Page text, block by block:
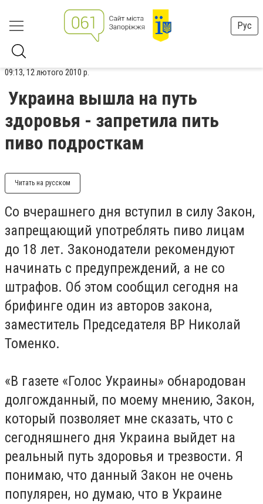
Рус
09:13, 12 лютого 2010 р.
Украина вышла на путь
здоровья - запретила пить
пиво подросткам
Читать на русском
Со вчерашнего дня вступил в силу Закон,
запрещающий употреблять пиво лицам
до 18 лет. Законодатели рекомендуют
начинать с предупреждений, а не со
штрафов. Об этом сообщил сегодня на
брифинге один из авторов закона,
заместитель Председателя ВР Николай
Томенко.
«В газете «Голос Украины» обнародован
долгожданный, по моему мнению, Закон,
который позволяет мне сказать, что с
сегодняшнего дня Украина выйдет на
реальный путь здоровья и трезвости. Я
понимаю, что данный Закон не очень
популярен, но думаю, что в Украине